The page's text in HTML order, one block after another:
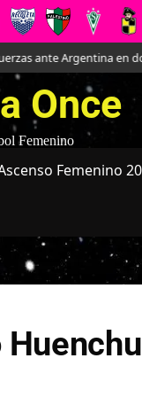
Argentina en doble
Once
Femenino
Femenino